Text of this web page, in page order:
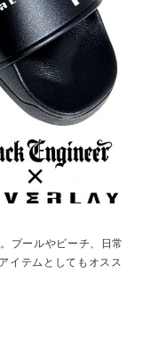
プールやビーチ、日常
イテムとしてもオスス